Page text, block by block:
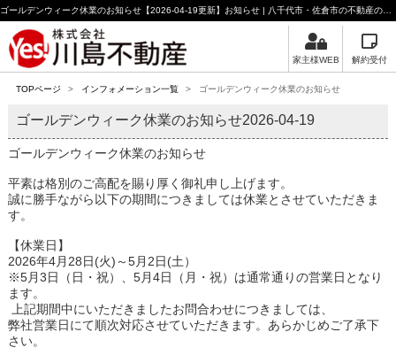
家主様WEB 解約受付
TOPページ > インフォメーション一覧 > ゴールデンウィーク休業のお知らせ
ゴールデンウィーク休業のお知らせ2026-04-19
ゴールデンウィーク休業のお知らせ
平素は格別のご高配を賜り厚く御礼申し上げます。
誠に勝手ながら以下の期間につきましては休業とさせていただきま
す。
【休業日】
2026年4月28日(火)～5月2日(土）
※5月3日（日・祝）、5月4日（月・祝）は通常通りの営業日となり
ます。
上記期間中にいただきましたお問合わせにつきましては、
弊社営業日にて順次対応させていただきます。あらかじめご了承下
さい。